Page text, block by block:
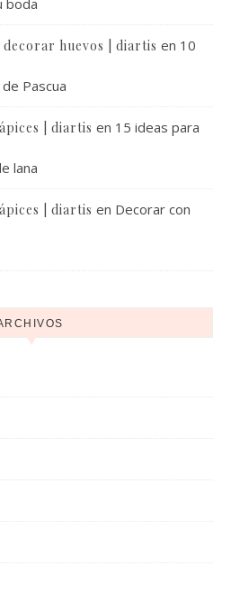
boda
decorar huevos | diartis en 10
Pascua
| diartis en 15 ideas para
lana
| diartis en Decorar con